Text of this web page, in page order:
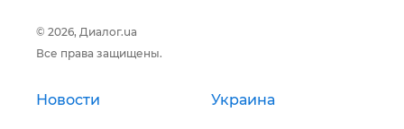
© 2026, Диалог.ua
Все права защищены.
Новости Украина